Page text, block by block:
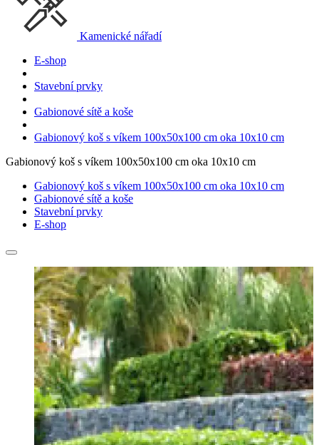
Kamenické nářadí
E-shop
Stavební prvky
Gabionové sítě a koše
Gabionový koš s víkem 100x50x100 cm oka 10x10 cm
Gabionový koš s víkem 100x50x100 cm oka 10x10 cm
Gabionový koš s víkem 100x50x100 cm oka 10x10 cm
Gabionové sítě a koše
Stavební prvky
E-shop